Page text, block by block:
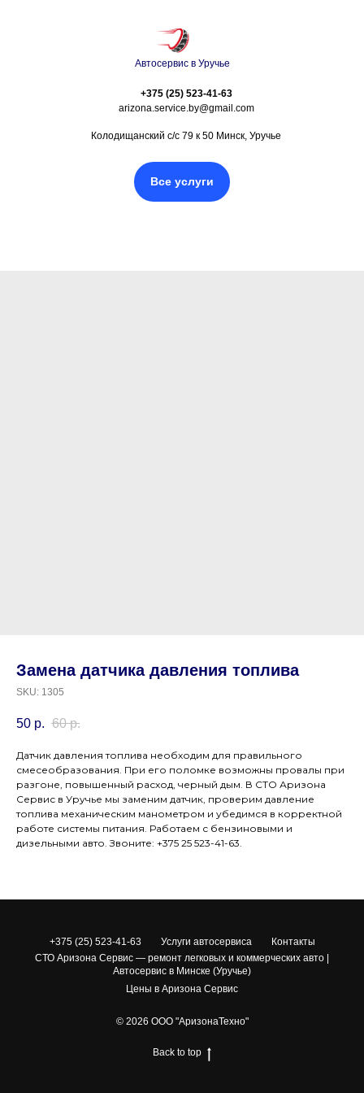
Автосервис в Уручье
+375 (25) 523-41-63
arizona.service.by@gmail.com
Колодищанский с/с 79 к 50 Минск, Уручье
Все услуги
Замена датчика давления топлива
SKU: 1305
50 р. 60 р.
Датчик давления топлива необходим для правильного
смесеобразования. При его поломке возможны провалы при
разгоне, повышенный расход, черный дым. В СТО Аризона
Сервис в Уручье мы заменим датчик, проверим давление
топлива механическим манометром и убедимся в корректной
работе системы питания. Работаем с бензиновыми и
дизельными авто. Звоните: +375 25 523-41-63.
+375 (25) 523-41-63 Услуги автосервиса
Контакты
СТО Аризона Сервис — ремонт легковых и коммерческих авто |
Автосервис в Минске (Уручье)
Цены в Аризона Сервис
© 2026 ООО "АризонаТехно"
Back to top